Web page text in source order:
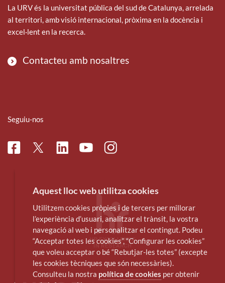
La URV és la universitat pública del sud de Catalunya, arrelada
al territori, amb visió internacional, pròxima en la docència i
excel·lent en la recerca.
Contacteu amb nosaltres
Seguiu-nos
FacebookTwitterLinkedinYoutubeInstagram
Aquest lloc web utilitza cookies
Utilitzem cookies pròpies i de tercers per millorar
l’experiència d’usuari, analitzar el trànsit, la vostra
navegació al web i personalitzar el contingut. Podeu
“Acceptar totes les cookies”, “Configurar les cookies”
que voleu acceptar o bé “Rebutjar-les totes” (excepte
les cookies tècniques que són necessàries).
Consulteu la nostra política de cookies per obtenir